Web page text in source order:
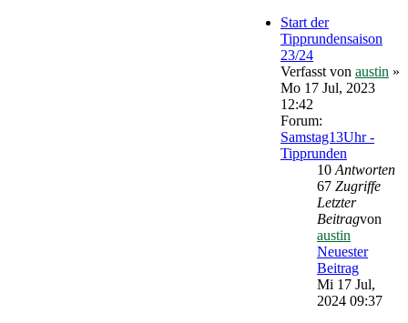
Start der
Tipprundensaison
23/24
Verfasst von austin »
Mo 17 Jul, 2023
12:42
Forum:
Samstag13Uhr -
Tipprunden
10 Antworten
67 Zugriffe
Letzter
Beitragvon
austin
Neuester
Beitrag
Mi 17 Jul,
2024 09:37